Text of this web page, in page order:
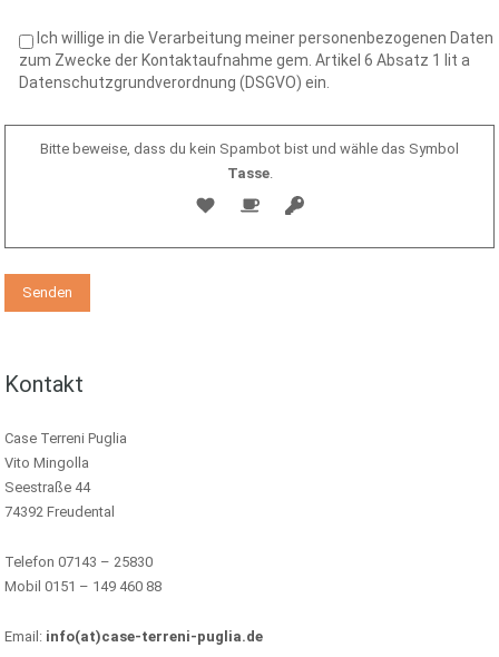
Ich willige in die Verarbeitung meiner personenbezogenen Daten
zum Zwecke der Kontaktaufnahme gem. Artikel 6 Absatz 1 lit a
Datenschutzgrundverordnung (DSGVO) ein.
Bitte beweise, dass du kein Spambot bist und wähle das Symbol
Tasse.
Kontakt
Case Terreni Puglia
Vito Mingolla
Seestraße 44
74392 Freudental
Telefon 07143 – 25830
Mobil 0151 – 149 460 88
Email: info(at)case-terreni-puglia.de